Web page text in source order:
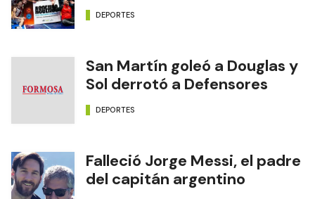
DEPORTES
San Martín goleó a Douglas y
Sol derrotó a Defensores
DEPORTES
Falleció Jorge Messi, el padre
del capitán argentino